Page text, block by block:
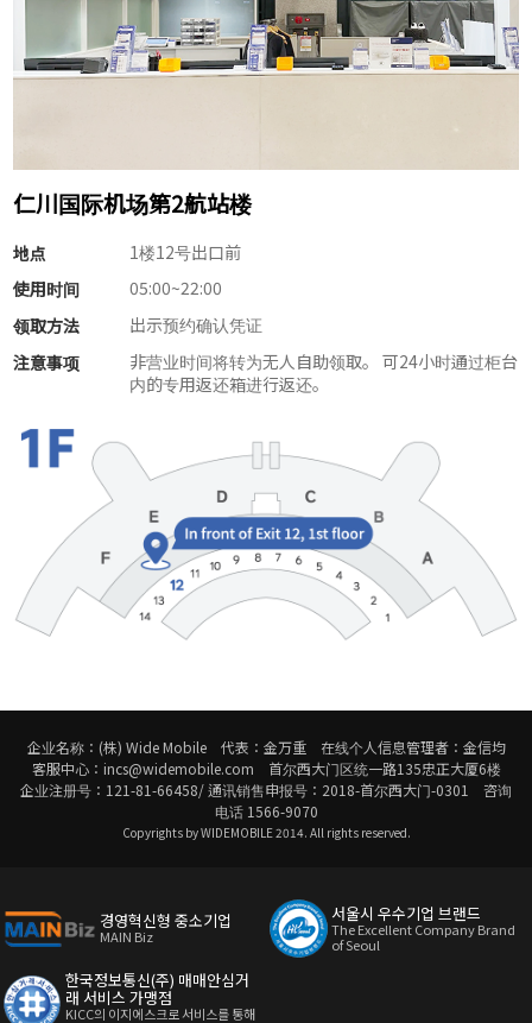
仁川国际机场第2航站楼
地点
1楼12号出口前
使用时间
05:00~22:00
领取方法
出示预约确认凭证
注意事项
非营业时间将转为无人自助领取。 可24小时通过柜台
内的专用返还箱进行返还。
企业名称：(株) Wide Mobile 代表：金万重 在线个人信息管理者：金信均
客服中心：incs@widemobile.com 首尔西大门区统一路135忠正大厦6楼
企业注册号：121-81-66458/ 通讯销售申报号：2018-首尔西大门-0301 咨询
电话 1566-9070
Copyrights by WIDEMOBILE 2014. All rights reserved.
경영혁신형 중소기업
MAIN Biz
서울시 우수기업 브랜드
The Excellent Company Brand
of Seoul
한국정보통신(주) 매매안심거
래 서비스 가맹점
KICC의 이지에스크로 서비스를 통해